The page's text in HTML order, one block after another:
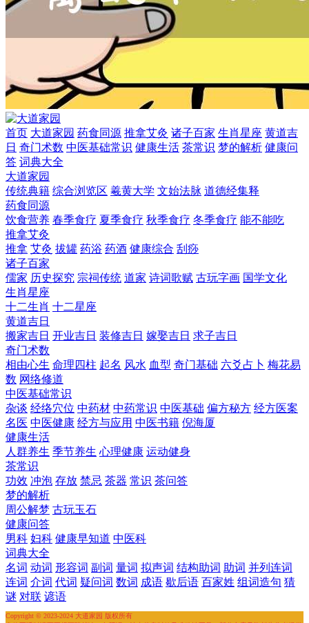
首页 大道家园 药食同源 推拿艾灸 诸子百家 生肖星座 黄道吉
日 奇门术数 中医基础常识 健康生活 茶常识 梦的解析 健康问
答 词典大全
大道家园
传统典籍 综合浏览区 羲黄大学 文始法脉 道德经集释
药食同源
饮食营养 春季食疗 夏季食疗 秋季食疗 冬季食疗 能不能吃
推拿艾灸
推拿 艾灸 拔罐 药浴 药酒 健康综合 刮痧
诸子百家
儒家 历史探究 宗祠传统 道家 诗词歌赋 古玩字画 国学文化
生肖星座
十二生肖 十二星座
黄道吉日
搬家吉日 开业吉日 装修吉日 嫁娶吉日 求子吉日
奇门术数
相由心生 命理四柱 起名 风水 血型 奇门基础 六爻占卜 梅花易
数 网络修道
中医基础常识
杂谈 经络穴位 中药材 中药常识 中医基础 偏方秘方 经方医案
名医 中医健康 经方与应用 中医书籍 倪海厦
健康生活
人群养生 季节养生 心理健康 运动健身
茶常识
功效 冲泡 存放 禁忌 茶器 常识 茶问答
梦的解析
周公解梦 古玩玉石
健康问答
男科 妇科 健康早知道 中医科
词典大全
名词 动词 形容词 副词 量词 拟声词 结构助词 助词 并列连词
连词 介词 代词 疑问词 数词 成语 歇后语 百家姓 组词造句 猜
谜 对联 谚语
Copyright © 2023-2024 大道家园 版权所有